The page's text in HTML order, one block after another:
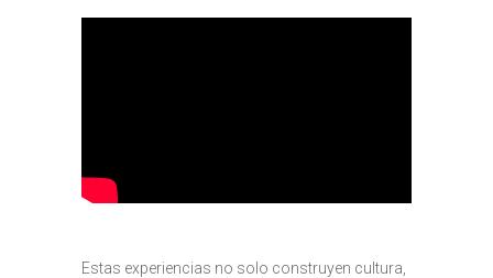
Estas experiencias no solo construyen cultura,